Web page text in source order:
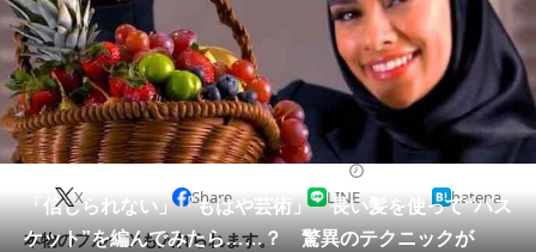
エンタメ
グルメ
住まい 教育・育児
動物 リサーチ
会員記事
「信じられない」「もはや芸術」 長い髪を使って“バス
ケット”を編んでみたら……？ 驚異のテクニックが
X Share LINE hatena
本物のフルーツも入れられます。